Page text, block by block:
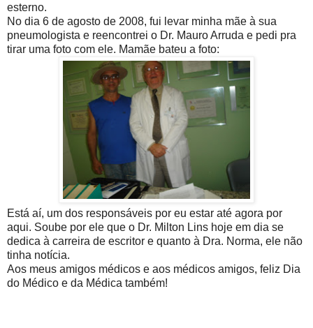
esterno.
No dia 6 de agosto de 2008, fui levar minha mãe à sua
pneumologista e reencontrei o Dr. Mauro Arruda e pedi pra
tirar uma foto com ele. Mamãe bateu a foto:
Está aí, um dos responsáveis por eu estar até agora por
aqui. Soube por ele que o Dr. Milton Lins hoje em dia se
dedica à carreira de escritor e quanto à Dra. Norma, ele não
tinha notícia.
Aos meus amigos médicos e aos médicos amigos, feliz Dia
do Médico e da Médica também!